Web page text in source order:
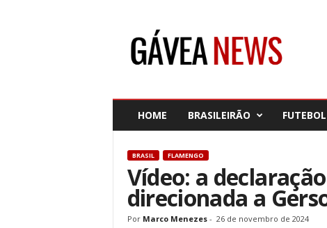
HOME BRASILEIRÃO
BRASIL FLAMENGO
Vídeo: a
direcionada a
Por Marco Menezes- 26 de novembro de 2024